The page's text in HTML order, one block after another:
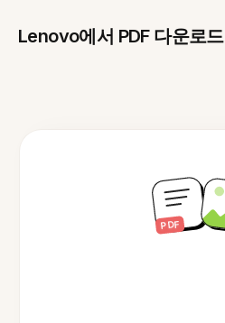
Lenovo에서 PDF 다운로드